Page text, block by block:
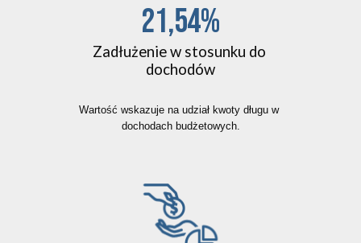
21,54%
Zadłużenie w stosunku do
dochodów
Wartość wskazuje na udział kwoty długu w
dochodach budżetowych.